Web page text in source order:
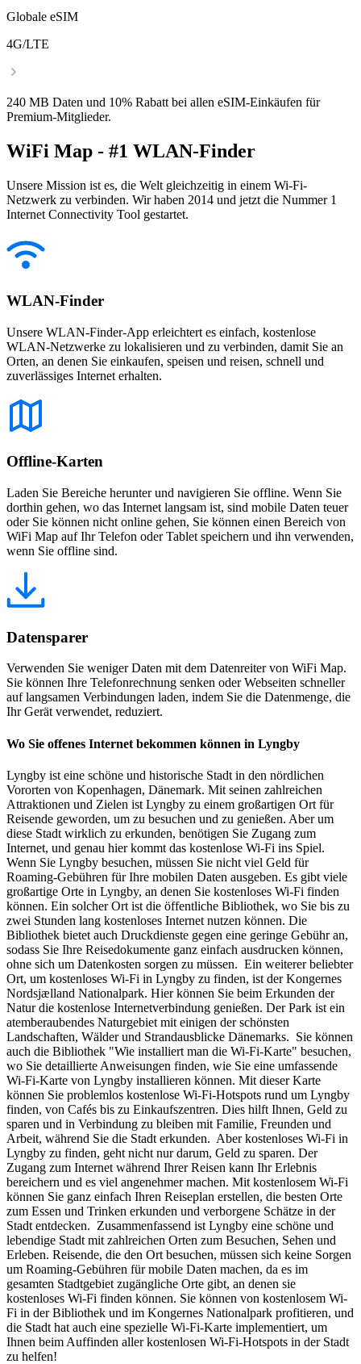
Globale eSIM
4G/LTE
240 MB Daten und 10% Rabatt bei allen eSIM-Einkäufen für
Premium-Mitglieder.
WiFi Map - #1 WLAN-Finder
Unsere Mission ist es, die Welt gleichzeitig in einem Wi-Fi-
Netzwerk zu verbinden. Wir haben 2014 und jetzt die Nummer 1
Internet Connectivity Tool gestartet.
WLAN-Finder
Unsere WLAN-Finder-App erleichtert es einfach, kostenlose
WLAN-Netzwerke zu lokalisieren und zu verbinden, damit Sie an
Orten, an denen Sie einkaufen, speisen und reisen, schnell und
zuverlässiges Internet erhalten.
Offline-Karten
Laden Sie Bereiche herunter und navigieren Sie offline. Wenn Sie
dorthin gehen, wo das Internet langsam ist, sind mobile Daten teuer
oder Sie können nicht online gehen, Sie können einen Bereich von
WiFi Map auf Ihr Telefon oder Tablet speichern und ihn verwenden,
wenn Sie offline sind.
Datensparer
Verwenden Sie weniger Daten mit dem Datenreiter von WiFi Map.
Sie können Ihre Telefonrechnung senken oder Webseiten schneller
auf langsamen Verbindungen laden, indem Sie die Datenmenge, die
Ihr Gerät verwendet, reduziert.
Wo Sie offenes Internet bekommen können in Lyngby
Lyngby ist eine schöne und historische Stadt in den nördlichen
Vororten von Kopenhagen, Dänemark. Mit seinen zahlreichen
Attraktionen und Zielen ist Lyngby zu einem großartigen Ort für
Reisende geworden, um zu besuchen und zu genießen. Aber um
diese Stadt wirklich zu erkunden, benötigen Sie Zugang zum
Internet, und genau hier kommt das kostenlose Wi-Fi ins Spiel.
Wenn Sie Lyngby besuchen, müssen Sie nicht viel Geld für
Roaming-Gebühren für Ihre mobilen Daten ausgeben. Es gibt viele
großartige Orte in Lyngby, an denen Sie kostenloses Wi-Fi finden
können. Ein solcher Ort ist die öffentliche Bibliothek, wo Sie bis zu
zwei Stunden lang kostenloses Internet nutzen können. Die
Bibliothek bietet auch Druckdienste gegen eine geringe Gebühr an,
sodass Sie Ihre Reisedokumente ganz einfach ausdrucken können,
ohne sich um Datenkosten sorgen zu müssen. Ein weiterer beliebter
Ort, um kostenloses Wi-Fi in Lyngby zu finden, ist der Kongernes
Nordsjælland Nationalpark. Hier können Sie beim Erkunden der
Natur die kostenlose Internetverbindung genießen. Der Park ist ein
atemberaubendes Naturgebiet mit einigen der schönsten
Landschaften, Wälder und Strandausblicke Dänemarks. Sie können
auch die Bibliothek "Wie installiert man die Wi-Fi-Karte" besuchen,
wo Sie detaillierte Anweisungen finden, wie Sie eine umfassende
Wi-Fi-Karte von Lyngby installieren können. Mit dieser Karte
können Sie problemlos kostenlose Wi-Fi-Hotspots rund um Lyngby
finden, von Cafés bis zu Einkaufszentren. Dies hilft Ihnen, Geld zu
sparen und in Verbindung zu bleiben mit Familie, Freunden und
Arbeit, während Sie die Stadt erkunden. Aber kostenloses Wi-Fi in
Lyngby zu finden, geht nicht nur darum, Geld zu sparen. Der
Zugang zum Internet während Ihrer Reisen kann Ihr Erlebnis
bereichern und es viel angenehmer machen. Mit kostenlosem Wi-Fi
können Sie ganz einfach Ihren Reiseplan erstellen, die besten Orte
zum Essen und Trinken erkunden und verborgene Schätze in der
Stadt entdecken. Zusammenfassend ist Lyngby eine schöne und
lebendige Stadt mit zahlreichen Orten zum Besuchen, Sehen und
Erleben. Reisende, die den Ort besuchen, müssen sich keine Sorgen
um Roaming-Gebühren für mobile Daten machen, da es im
gesamten Stadtgebiet zugängliche Orte gibt, an denen sie
kostenloses Wi-Fi finden können. Sie können von kostenlosem Wi-
Fi in der Bibliothek und im Kongernes Nationalpark profitieren, und
die Stadt hat auch eine spezielle Wi-Fi-Karte implementiert, um
Ihnen beim Auffinden aller kostenlosen Wi-Fi-Hotspots in der Stadt
zu helfen!